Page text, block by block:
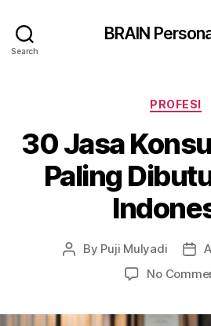
Search
BRAIN
PROFESI
30 Jasa
Paling
Post
By Puji Mulyadi
No